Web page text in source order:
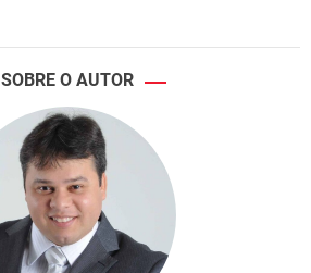
SOBRE O AUTOR